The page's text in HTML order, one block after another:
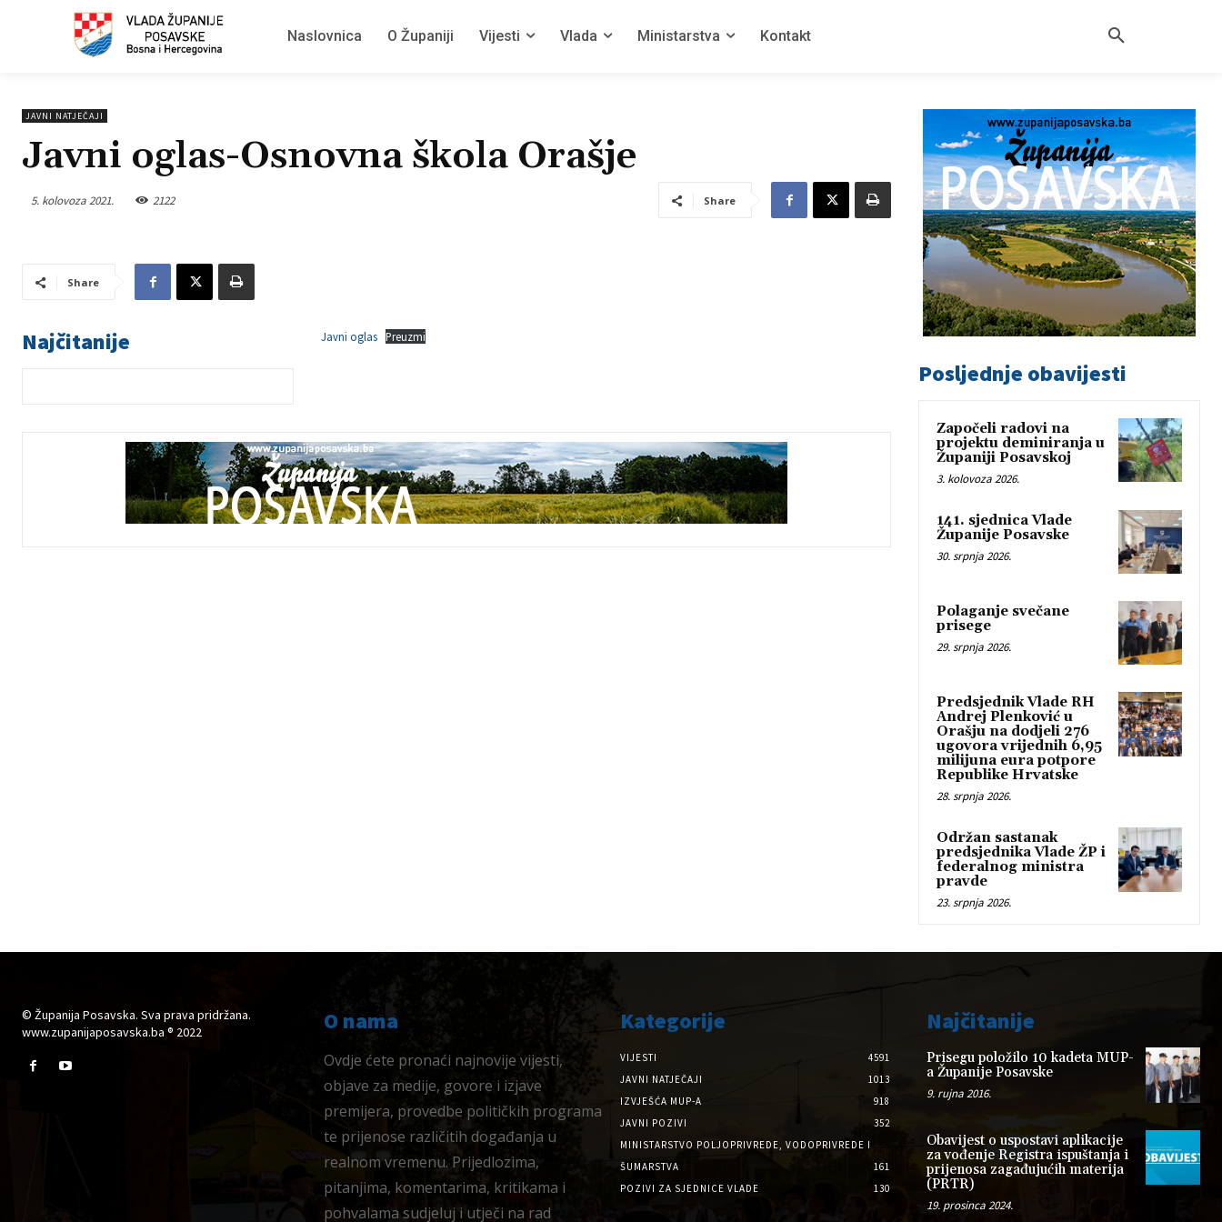
Naslovnica O Županiji Vijesti Vlada Ministarstva Kontakt
JAVNI NATJEČAJI
Javni oglas-Osnovna škola Orašje
5. kolovoza 2021. 2122 Share
Share
Najčitanije Javni oglas Preuzmi
Posljednje obavijesti
Započeli radovi na
projektu deminiranja u
Županiji Posavskoj
3. kolovoza 2026.
141. sjednica Vlade
Županije Posavske
30. srpnja 2026.
Polaganje svečane
prisege
29. srpnja 2026.
Predsjednik Vlade RH
Andrej Plenković u
Orašju na dodjeli 276
ugovora vrijednih 6,95
milijuna eura potpore
Republike Hrvatske
28. srpnja 2026.
Održan sastanak
predsjednika Vlade ŽP i
federalnog ministra
pravde
23. srpnja 2026.
© Županija Posavska. Sva prava pridržana.
www.zupanijaposavska.ba ® 2022
O nama
Ovdje ćete pronaći najnovije vijesti,
objave za medije, govore i izjave
premijera, provedbe političkih programa
te prijenose različitih događanja u
realnom vremenu. Prijedlozima,
pitanjima, komentarima, kritikama i
pohvalama sudjeluj i utječi na rad
Kategorije
VIJESTI
4591
JAVNI NATJEČAJI
1013
IZVJEŠĆA MUP-A
918
JAVNI POZIVI
352
MINISTARSTVO POLJOPRIVREDE, VODOPRIVREDE I
ŠUMARSTVA
161
POZIVI ZA SJEDNICE VLADE
130
Najčitanije
Prisegu položilo 10 kadeta MUP-
a Županije Posavske
9. rujna 2016.
Obavijest o uspostavi aplikacije
za vođenje Registra ispuštanja i
prijenosa zagađujućih materija
(PRTR)
19. prosinca 2024.